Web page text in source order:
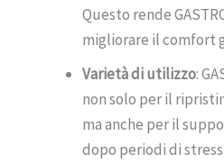
Questo rende
migliorare il comfort
Varietà di utilizzo:
non solo per il
ma anche per il
dopo periodi di